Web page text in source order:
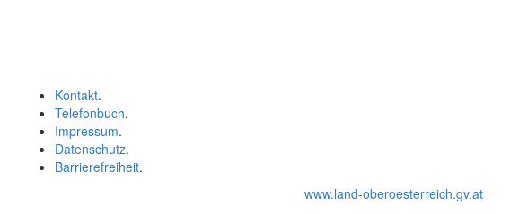
Kontakt.
Telefonbuch.
Impressum.
Datenschutz.
Barrierefreiheit.
www.land-oberoesterreich.gv.at